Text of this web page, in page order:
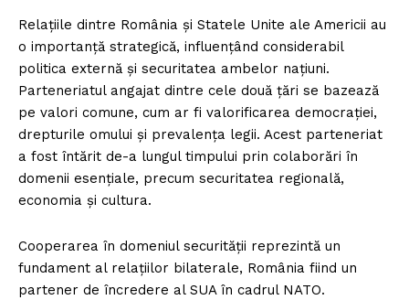
Relațiile dintre România și Statele Unite ale Americii au
o importanță strategică, influențând considerabil
politica externă și securitatea ambelor națiuni.
Parteneriatul angajat dintre cele două țări se bazează
pe valori comune, cum ar fi valorificarea democrației,
drepturile omului și prevalența legii. Acest parteneriat
a fost întărit de-a lungul timpului prin colaborări în
domenii esențiale, precum securitatea regională,
economia și cultura.
Cooperarea în domeniul securității reprezintă un
fundament al relațiilor bilaterale, România fiind un
partener de încredere al SUA în cadrul NATO.